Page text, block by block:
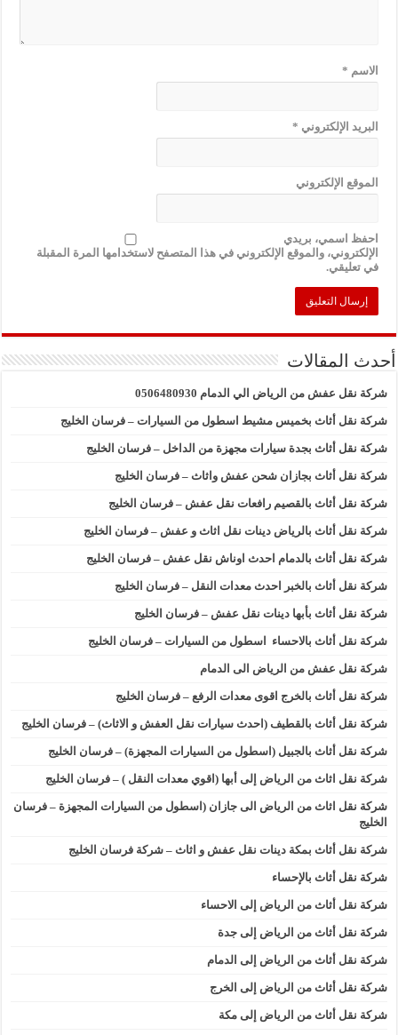
الاسم *
البريد الإلكتروني *
الموقع الإلكتروني
احفظ اسمي، بريدي
الإلكتروني، والموقع الإلكتروني في هذا المتصفح لاستخدامها المرة المقبلة
في تعليقي.
أحدث المقالات
شركة نقل عفش من الرياض الي الدمام 0506480930
شركة نقل أثاث بخميس مشيط اسطول من السيارات – فرسان الخليج
شركة نقل أثاث بجدة سيارات مجهزة من الداخل – فرسان الخليج
شركة نقل أثاث بجازان شحن عفش واثاث – فرسان الخليج
شركة نقل أثاث بالقصيم رافعات نقل عفش – فرسان الخليج
شركة نقل أثاث بالرياض دينات نقل اثاث و عفش – فرسان الخليج
شركة نقل أثاث بالدمام احدث اوناش نقل عفش – فرسان الخليج
شركة نقل أثاث بالخبر احدث معدات النقل – فرسان الخليج
شركة نقل أثاث بأبها دينات نقل عفش – فرسان الخليج
شركة نقل أثاث بالاحساء اسطول من السيارات – فرسان الخليج
شركة نقل عفش من الرياض الى الدمام
شركة نقل أثاث بالخرج اقوى معدات الرفع – فرسان الخليج
شركة نقل أثاث بالقطيف (احدث سيارات نقل العفش و الاثاث) – فرسان الخليج
شركة نقل أثاث بالجبيل (اسطول من السيارات المجهزة) – فرسان الخليج
شركة نقل اثاث من الرياض إلى أبها (اقوي معدات النقل ) – فرسان الخليج
شركة نقل اثاث من الرياض الى جازان (اسطول من السيارات المجهزة – فرسان
الخليج
شركة نقل أثاث بمكة دينات نقل عفش و اثاث – شركة فرسان الخليج
شركة نقل أثاث بالإحساء
شركة نقل أثاث من الرياض إلى الاحساء
شركة نقل أثاث من الرياض إلى جدة
شركة نقل أثاث من الرياض إلى الدمام
شركة نقل أثاث من الرياض إلى الخرج
شركة نقل أثاث من الرياض إلى مكة